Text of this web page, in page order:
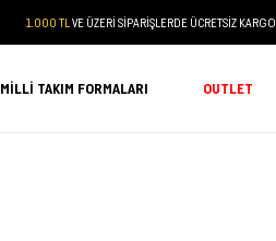
1.000 TL VE ÜZERİ SİPARİŞLERDE ÜCRETSİZ KARGO
MILLI TAKIM FORMALARI OUTLET